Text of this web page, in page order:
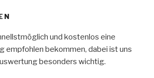
und kostenlos eine
empfohlen bekommen, dabei ist uns
besonders wichtig.